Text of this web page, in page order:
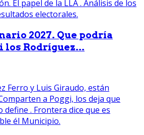
2027. Que podría
los Rodríguez...